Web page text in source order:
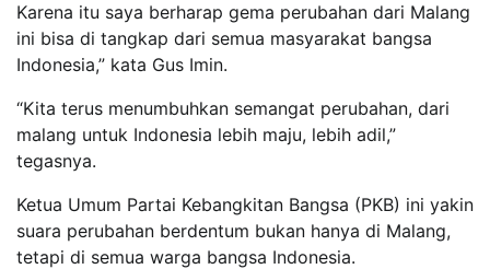
Karena itu saya berharap gema perubahan dari Malang
ini bisa di tangkap dari semua masyarakat bangsa
Indonesia,” kata Gus Imin.
“Kita terus menumbuhkan semangat perubahan, dari
malang untuk Indonesia lebih maju, lebih adil,”
tegasnya.
Ketua Umum Partai Kebangkitan Bangsa (PKB) ini yakin
suara perubahan berdentum bukan hanya di Malang,
tetapi di semua warga bangsa Indonesia.